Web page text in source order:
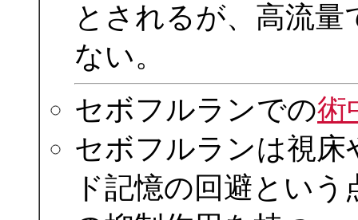
とされるが、高流
ない。
セボフルランでの術
セボフルランは視
ド記憶の回避とい